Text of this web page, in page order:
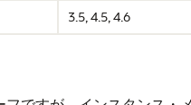
3.5, 4.5, 4.6